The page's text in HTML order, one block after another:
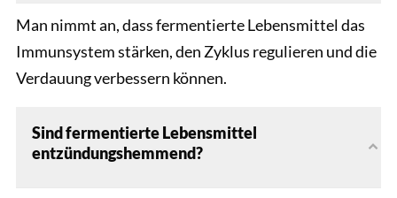
Man nimmt an, dass fermentierte Lebensmittel das
Immunsystem stärken, den Zyklus regulieren und die
Verdauung verbessern können.
Sind fermentierte Lebensmittel
entzündungshemmend?